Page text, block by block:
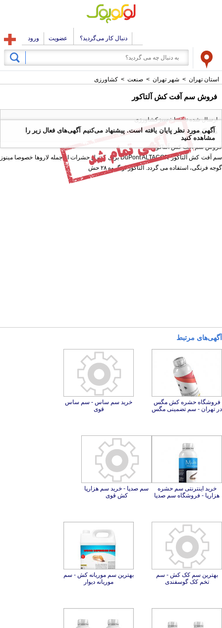
دنبال کار می‌گردید؟ عضویت ورود
استان تهران > شهر تهران > صنعت > کشاورزی
فروش سم آفت کش آلتاکور
ارسال شده توسط : سبزکشاورزی
همه آگهی های این کاربر
فروش سم آفت کش آلتاکور
سم آفت کش آلتاکور DuPont ALTACOR برای کنترل حشرات از جمله لاروها خصوصا مینوز
گوجه فرنگی، استفاده می گردد. آلتاکور از گروه ۲۸ حش
آگهی مورد نظر پایان یافته است. پیشنهاد می‌کنیم آگهی‌های فعال زیر را
مشاهده کنید
آگهی‌های مرتبط
فروشگاه حشره کش مگس
در تهران - سم تضمینی مگس
خرید سم ساس - سم ساس
قوی
خرید اینترنتی سم حشره
هزارپا - فروشگاه سم صدپا
سم صدپا - خرید سم هزارپا
کش قوی
بهترین سم کک کش - سم
تخم کک گوسفندی
بهترین سم موریانه کش - سم
موریانه دیوار